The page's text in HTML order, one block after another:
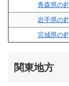
青森県の
岩手県の
宮城県の
関東地方